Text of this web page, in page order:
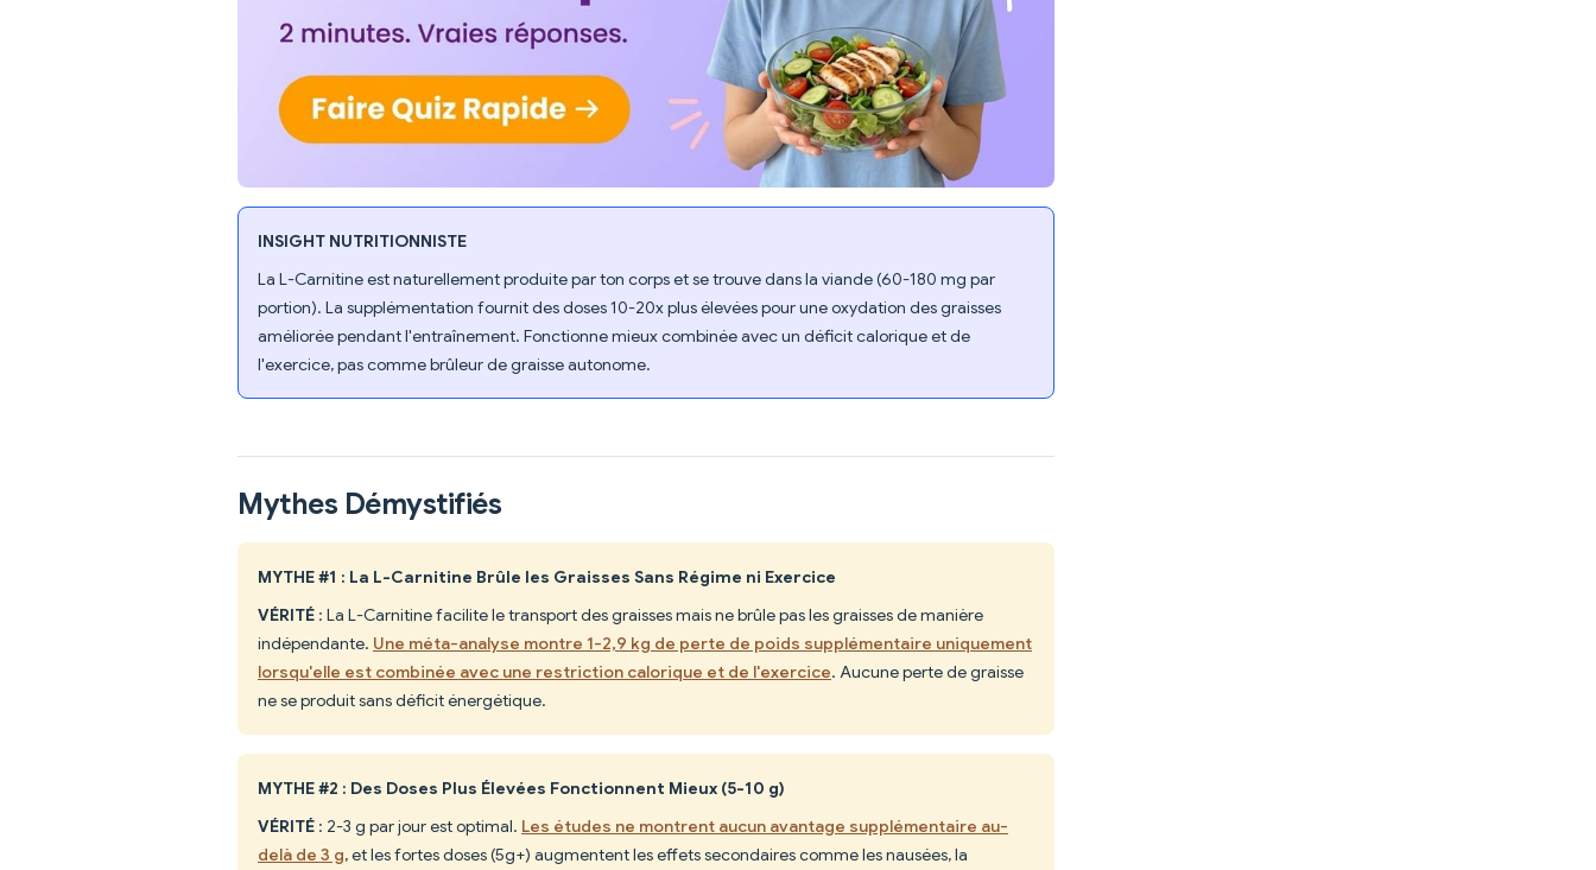
INSIGHT NUTRITIONNISTE
La L-Carnitine est naturellement produite par ton corps et se trouve dans la viande (60-180 mg par
portion). La supplémentation fournit des doses 10-20x plus élevées pour une oxydation des graisses
améliorée pendant l'entraînement. Fonctionne mieux combinée avec un déficit calorique et de
l'exercice, pas comme brûleur de graisse autonome.
Mythes Démystifiés
MYTHE #1 : La L-Carnitine Brûle les Graisses Sans Régime ni Exercice
VÉRITÉ : La L-Carnitine facilite le transport des graisses mais ne brûle pas les graisses de manière
indépendante. Une méta-analyse montre 1-2,9 kg de perte de poids supplémentaire uniquement
lorsqu'elle est combinée avec une restriction calorique et de l'exercice. Aucune perte de graisse
ne se produit sans déficit énergétique.
MYTHE #2 : Des Doses Plus Élevées Fonctionnent Mieux (5-10 g)
VÉRITÉ : 2-3 g par jour est optimal. Les études ne montrent aucun avantage supplémentaire au-
delà de 3 g, et les fortes doses (5g+) augmentent les effets secondaires comme les nausées, la